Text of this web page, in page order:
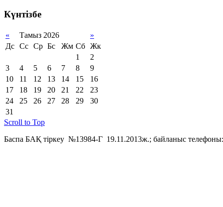
Күнтізбе
« Тамыз 2026
»
Дс Сс Ср Бс Жм Сб Жк
1
2
3
4 5 6 7 8
9
10
11 12 13 14 15
16
17
18 19 20 21 22
23
24
25 26 27 28 29
30
31
Scroll to Top
Баспа БАҚ тіркеу №13984-Г 19.11.2013ж.; байланыс